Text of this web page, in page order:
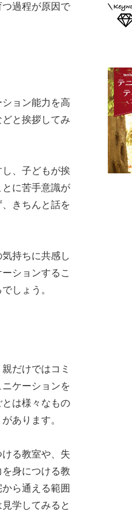
過程が原因で
ョン能力を高
と挨拶してみ
、子どもが挨
に苦手意識が
きちんと話を
持ちに共感し
ションするこ
しょう。
だけではコミ
ケーションを
は様々なもの
あります。
る教室や、失
身につける教
ら通える範囲
学してみると